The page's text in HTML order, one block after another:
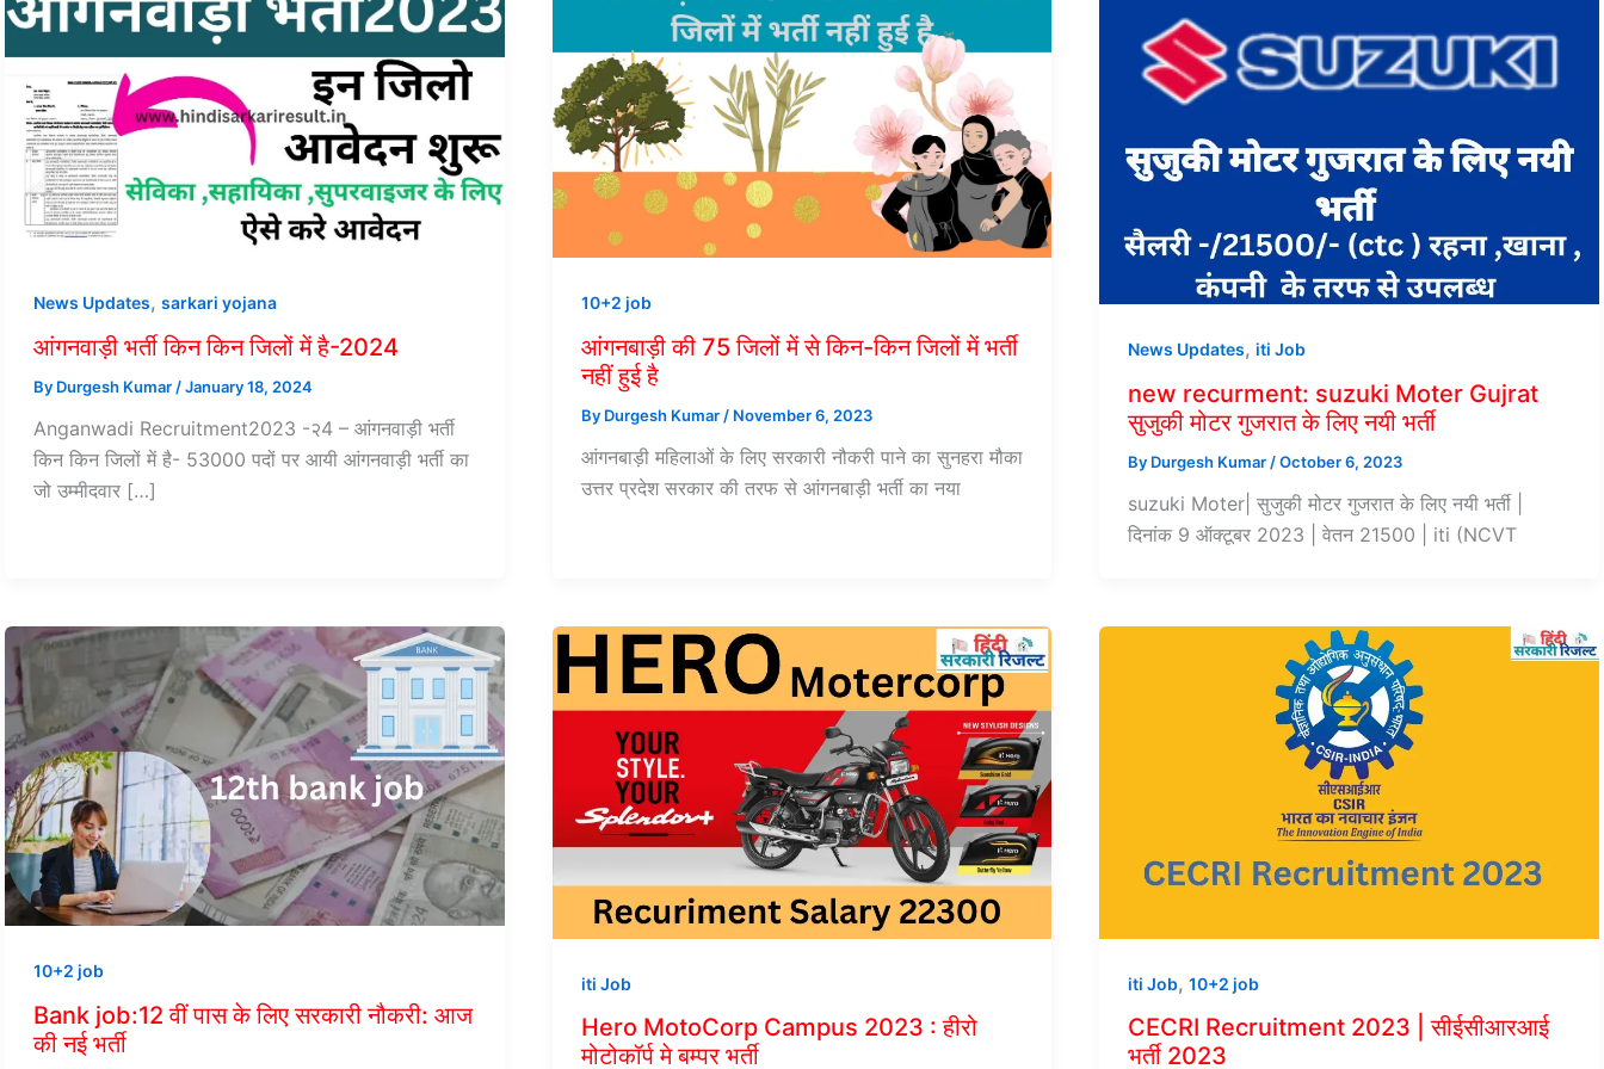
News Updates, sarkari yojana
आंगनवाड़ी भर्ती किन किन जिलों में है-2024
By Durgesh Kumar /January 18, 2024
Anganwadi Recruitment2023 -२4 – आंगनवाड़ी भर्ती
किन किन जिलों में है- 53000 पदों पर आयी आंगनवाड़ी भर्ती का
जो उम्मीदवार […]
10+2 job
आंगनबाड़ी की 75 जिलों में से किन-किन जिलों में भर्ती
नहीं हुई है
By Durgesh Kumar / November 6, 2023
आंगनबाड़ी महिलाओं के लिए सरकारी नौकरी पाने का सुनहरा मौका
उत्तर प्रदेश सरकार की तरफ से आंगनबाड़ी भर्ती का नया
News Updates,iti Job
new recurment: suzuki Moter Gujrat
सुजुकी मोटर गुजरात के लिए नयी भर्ती
By Durgesh Kumar /October 6, 2023
suzuki Moter| सुजुकी मोटर गुजरात के लिए नयी भर्ती |
दिनांक 9 ऑक्टूबर 2023 | वेतन 21500 | iti (NCVT
10+2 job
Bank job:12 वीं पास के लिए सरकारी नौकरी: आज
की नई भर्ती
iti Job
Hero MotoCorp Campus 2023 : हीरो
मोटोकॉर्प मे बम्पर भर्ती
iti Job,10+2 job
CECRI Recruitment 2023 | सीईसीआरआई
भर्ती 2023